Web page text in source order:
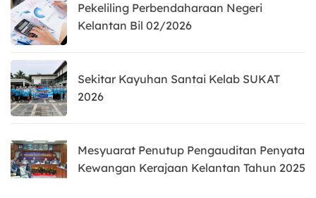
Pekeliling Perbendaharaan Negeri
Kelantan Bil 02/2026
Sekitar Kayuhan Santai Kelab SUKAT
2026
Mesyuarat Penutup Pengauditan Penyata
Kewangan Kerajaan Kelantan Tahun 2025